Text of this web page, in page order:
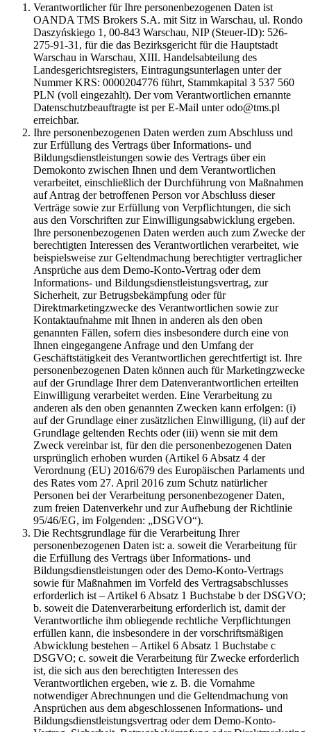
Verantwortlicher für Ihre personenbezogenen Daten ist
OANDA TMS Brokers S.A. mit Sitz in Warschau, ul. Rondo
Daszyńskiego 1, 00-843 Warschau, NIP (Steuer-ID): 526-
275-91-31, für die das Bezirksgericht für die Hauptstadt
Warschau in Warschau, XIII. Handelsabteilung des
Landesgerichtsregisters, Eintragungsunterlagen unter der
Nummer KRS: 0000204776 führt, Stammkapital 3 537 560
PLN (voll eingezahlt). Der vom Verantwortlichen ernannte
Datenschutzbeauftragte ist per E-Mail unter odo@tms.pl
erreichbar.
Ihre personenbezogenen Daten werden zum Abschluss und
zur Erfüllung des Vertrags über Informations- und
Bildungsdienstleistungen sowie des Vertrags über ein
Demokonto zwischen Ihnen und dem Verantwortlichen
verarbeitet, einschließlich der Durchführung von Maßnahmen
auf Antrag der betroffenen Person vor Abschluss dieser
Verträge sowie zur Erfüllung von Verpflichtungen, die sich
aus den Vorschriften zur Einwilligungsabwicklung ergeben.
Ihre personenbezogenen Daten werden auch zum Zwecke der
berechtigten Interessen des Verantwortlichen verarbeitet, wie
beispielsweise zur Geltendmachung berechtigter vertraglicher
Ansprüche aus dem Demo-Konto-Vertrag oder dem
Informations- und Bildungsdienstleistungsvertrag, zur
Sicherheit, zur Betrugsbekämpfung oder für
Direktmarketingzwecke des Verantwortlichen sowie zur
Kontaktaufnahme mit Ihnen in anderen als den oben
genannten Fällen, sofern dies insbesondere durch eine von
Ihnen eingegangene Anfrage und den Umfang der
Geschäftstätigkeit des Verantwortlichen gerechtfertigt ist. Ihre
personenbezogenen Daten können auch für Marketingzwecke
auf der Grundlage Ihrer dem Datenverantwortlichen erteilten
Einwilligung verarbeitet werden. Eine Verarbeitung zu
anderen als den oben genannten Zwecken kann erfolgen: (i)
auf der Grundlage einer zusätzlichen Einwilligung, (ii) auf der
Grundlage geltenden Rechts oder (iii) wenn sie mit dem
Zweck vereinbar ist, für den die personenbezogenen Daten
ursprünglich erhoben wurden (Artikel 6 Absatz 4 der
Verordnung (EU) 2016/679 des Europäischen Parlaments und
des Rates vom 27. April 2016 zum Schutz natürlicher
Personen bei der Verarbeitung personenbezogener Daten,
zum freien Datenverkehr und zur Aufhebung der Richtlinie
95/46/EG, im Folgenden: „DSGVO“).
Die Rechtsgrundlage für die Verarbeitung Ihrer
personenbezogenen Daten ist: a. soweit die Verarbeitung für
die Erfüllung des Vertrags über Informations- und
Bildungsdienstleistungen oder des Demo-Konto-Vertrags
sowie für Maßnahmen im Vorfeld des Vertragsabschlusses
erforderlich ist – Artikel 6 Absatz 1 Buchstabe b der DSGVO;
b. soweit die Datenverarbeitung erforderlich ist, damit der
Verantwortliche ihm obliegende rechtliche Verpflichtungen
erfüllen kann, die insbesondere in der vorschriftsmäßigen
Abwicklung bestehen – Artikel 6 Absatz 1 Buchstabe c
DSGVO; c. soweit die Verarbeitung für Zwecke erforderlich
ist, die sich aus den berechtigten Interessen des
Verantwortlichen ergeben, wie z. B. die Vornahme
notwendiger Abrechnungen und die Geltendmachung von
Ansprüchen aus dem abgeschlossenen Informations- und
Bildungsdienstleistungsvertrag oder dem Demo-Konto-